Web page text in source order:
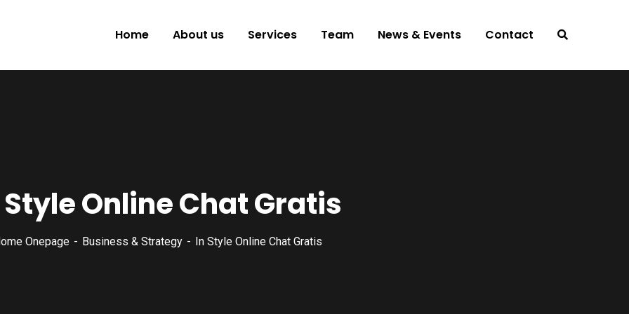
Home About us Services Team News & Events Contact
Online Chat Gratis
Onepage Business & Strategy In Style Online Chat Gratis